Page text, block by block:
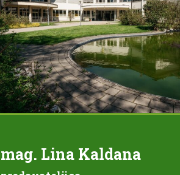
mag. Lina Kaldana